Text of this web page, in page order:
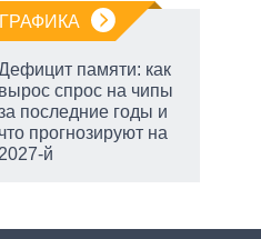
памяти: как
вырос спрос на чипы
последние годы и
что прогнозируют на
2027-й